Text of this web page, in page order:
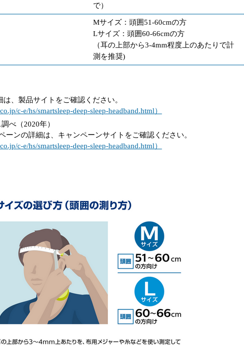
で）
Mサイズ：頭囲51-60cmの方
Lサイズ：頭囲60-66cmの方
（耳の上部から3-4mm程度上のあたりで計
測を推奨)
は、製品サイトをご確認ください。
c-e/hs/smartsleep-deep-sleep-headband.html）
べ（2020年）
ンの詳細は、キャンペーンサイトをご確認ください。
c-e/hs/smartsleep-deep-sleep-headband.html）